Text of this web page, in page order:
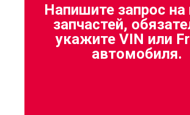
Напишите запрос на
запчастей,
укажите VIN или
автомобиля.